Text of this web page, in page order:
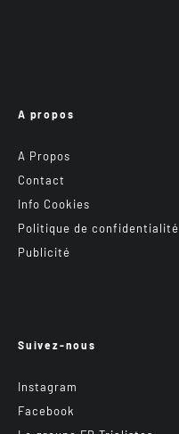
A propos
A Propos
Contact
Info Cookies
Politique de confidentialité
Publicité
Suivez-nous
Instagram
Facebook